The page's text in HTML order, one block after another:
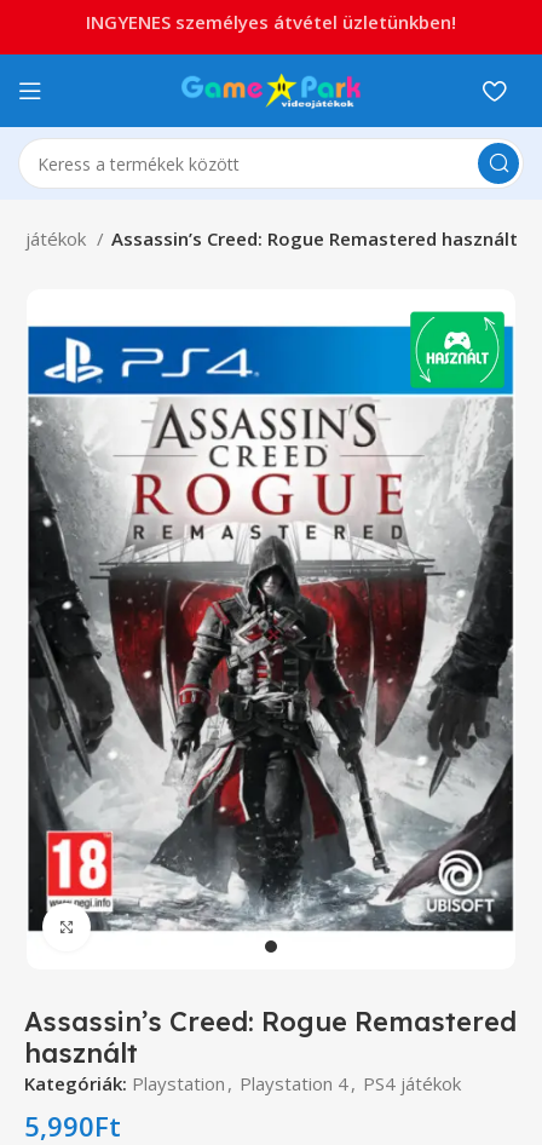
játékok Assassin’s Creed: Rogue Remastered használt
Click to enlarge
Assassin’s Creed: Rogue Remastered
használt
Kategóriák: Playstation , Playstation 4, PS4 játékok
5,990Ft
INGYENES személyes átvétel üzletünkben!